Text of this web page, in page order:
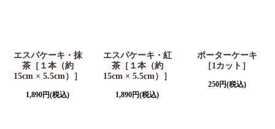
エスパケーキ・抹
茶［１本（約
15cm × 5.5cm）］
1,890円(税込)
エスパケーキ・紅
茶［１本（約
15cm × 5.5cm）］
1,890円(税込)
ポーターケーキ
［1カット］
250円(税込)